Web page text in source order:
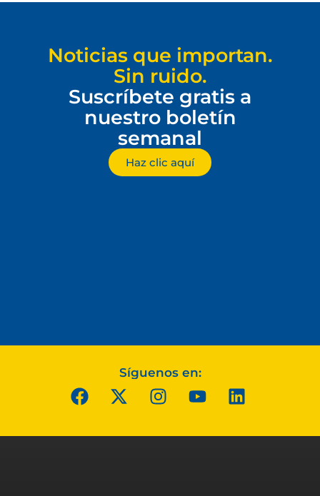
Noticias que importan.
Sin ruido.
Suscríbete gratis a
nuestro boletín
semanal
Haz clic aquí
Síguenos en: